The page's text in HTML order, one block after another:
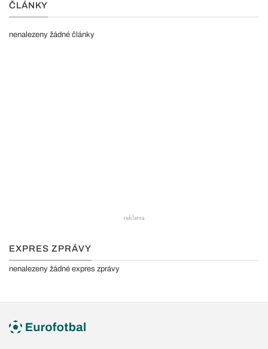
ČLÁNKY
nenalezeny žádné články
EXPRES ZPRÁVY
nenalezeny žádné expres zprávy